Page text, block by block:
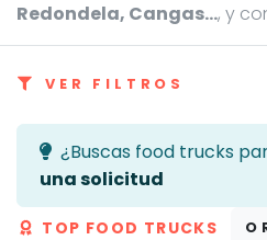
Redondela, Cangas…, y
VER FILTROS
¿Buscas food trucks
una solicitud
TOP FOOD TRUCKS